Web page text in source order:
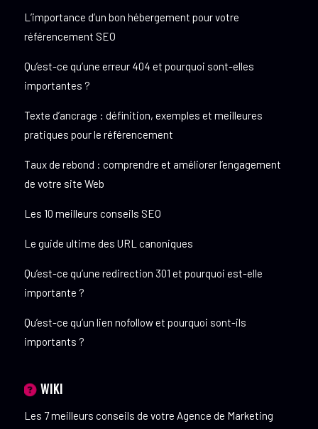
L’importance d’un bon hébergement pour votre
référencement SEO
Qu’est-ce qu’une erreur 404 et pourquoi sont-elles
importantes ?
Texte d’ancrage : définition, exemples et meilleures
pratiques pour le référencement
Taux de rebond : comprendre et améliorer l’engagement
de votre site Web
Les 10 meilleurs conseils SEO
Le guide ultime des URL canoniques
Qu’est-ce qu’une redirection 301 et pourquoi est-elle
importante ?
Qu’est-ce qu’un lien nofollow et pourquoi sont-ils
importants ?
WIKI
Les 7 meilleurs conseils de votre Agence de Marketing